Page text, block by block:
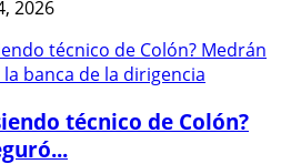
2026
técnico de Colón?